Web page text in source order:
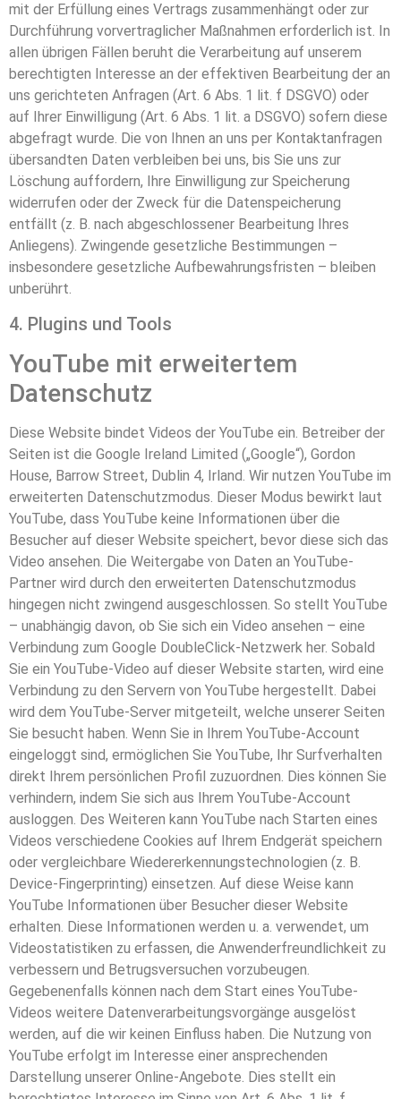
mit der Erfüllung eines Vertrags zusammenhängt oder zur
Durchführung vorvertraglicher Maßnahmen erforderlich ist. In
allen übrigen Fällen beruht die Verarbeitung auf unserem
berechtigten Interesse an der effektiven Bearbeitung der an
uns gerichteten Anfragen (Art. 6 Abs. 1 lit. f DSGVO) oder
auf Ihrer Einwilligung (Art. 6 Abs. 1 lit. a DSGVO) sofern diese
abgefragt wurde. Die von Ihnen an uns per Kontaktanfragen
übersandten Daten verbleiben bei uns, bis Sie uns zur
Löschung auffordern, Ihre Einwilligung zur Speicherung
widerrufen oder der Zweck für die Datenspeicherung
entfällt (z. B. nach abgeschlossener Bearbeitung Ihres
Anliegens). Zwingende gesetzliche Bestimmungen –
insbesondere gesetzliche Aufbewahrungsfristen – bleiben
unberührt.
4. Plugins und Tools
YouTube mit erweitertem
Datenschutz
Diese Website bindet Videos der YouTube ein. Betreiber der
Seiten ist die Google Ireland Limited („Google“), Gordon
House, Barrow Street, Dublin 4, Irland. Wir nutzen YouTube im
erweiterten Datenschutzmodus. Dieser Modus bewirkt laut
YouTube, dass YouTube keine Informationen über die
Besucher auf dieser Website speichert, bevor diese sich das
Video ansehen. Die Weitergabe von Daten an YouTube-
Partner wird durch den erweiterten Datenschutzmodus
hingegen nicht zwingend ausgeschlossen. So stellt YouTube
– unabhängig davon, ob Sie sich ein Video ansehen – eine
Verbindung zum Google DoubleClick-Netzwerk her. Sobald
Sie ein YouTube-Video auf dieser Website starten, wird eine
Verbindung zu den Servern von YouTube hergestellt. Dabei
wird dem YouTube-Server mitgeteilt, welche unserer Seiten
Sie besucht haben. Wenn Sie in Ihrem YouTube-Account
eingeloggt sind, ermöglichen Sie YouTube, Ihr Surfverhalten
direkt Ihrem persönlichen Profil zuzuordnen. Dies können Sie
verhindern, indem Sie sich aus Ihrem YouTube-Account
ausloggen. Des Weiteren kann YouTube nach Starten eines
Videos verschiedene Cookies auf Ihrem Endgerät speichern
oder vergleichbare Wiedererkennungstechnologien (z. B.
Device-Fingerprinting) einsetzen. Auf diese Weise kann
YouTube Informationen über Besucher dieser Website
erhalten. Diese Informationen werden u. a. verwendet, um
Videostatistiken zu erfassen, die Anwenderfreundlichkeit zu
verbessern und Betrugsversuchen vorzubeugen.
Gegebenenfalls können nach dem Start eines YouTube-
Videos weitere Datenverarbeitungsvorgänge ausgelöst
werden, auf die wir keinen Einfluss haben. Die Nutzung von
YouTube erfolgt im Interesse einer ansprechenden
Darstellung unserer Online-Angebote. Dies stellt ein